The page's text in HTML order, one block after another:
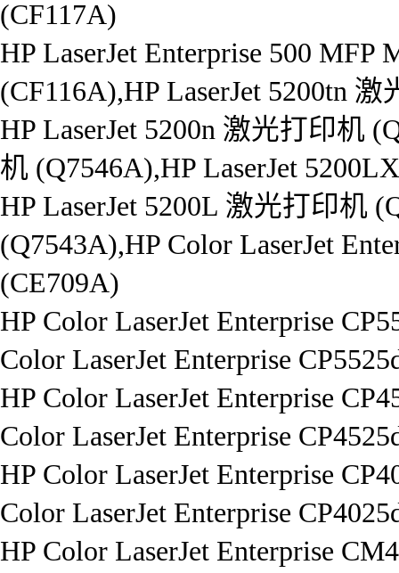
(CF117A)
HP LaserJet Enterprise 500
(CF116A),HP LaserJet 5200tn
HP LaserJet 5200n 激光打印机
机 (Q7546A),HP LaserJet
HP LaserJet 5200L 激光打印机
(Q7543A),HP Color LaserJet
(CE709A)
HP Color LaserJet Enterprise
Color LaserJet Enterprise
HP Color LaserJet Enterprise
Color LaserJet Enterprise
HP Color LaserJet Enterprise
Color LaserJet Enterprise
HP Color LaserJet Enterprise